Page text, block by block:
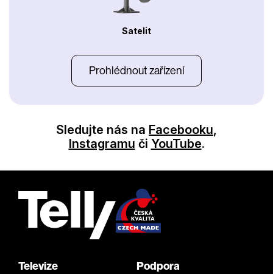
Satelit
Prohlédnout zařízení
Sledujte nás na Facebooku,
Instagramu či YouTube.
Televize Podpora